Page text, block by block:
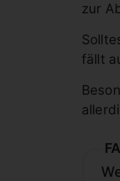
zur
fällt